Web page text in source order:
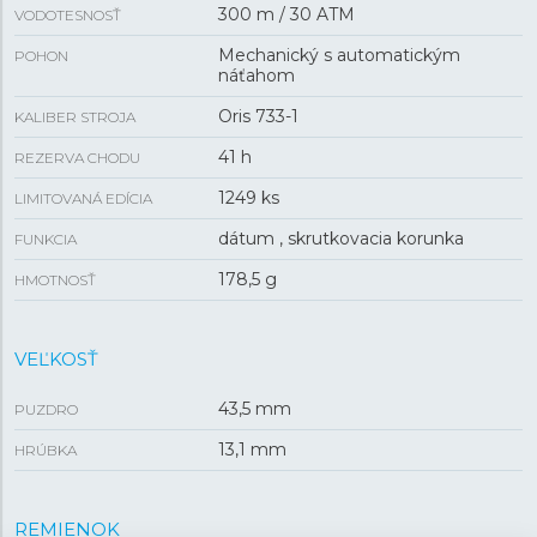
VODOTESNOSŤ 300 m / 30 ATM
POHON
Mechanický s automatickým
náťahom
KALIBER STROJA Oris 733-1
REZERVA CHODU 41 h
LIMITOVANÁ EDÍCIA 1249 ks
FUNKCIA dátum , skrutkovacia korunka
HMOTNOSŤ 178,5 g
VEĽKOSŤ
PUZDRO 43,5 mm
HRÚBKA 13,1 mm
REMIENOK